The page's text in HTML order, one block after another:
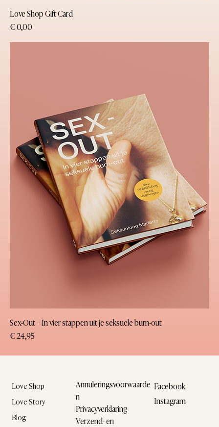
Love Shop Gift Card
Prijs
€ 0,00
Sex-Out – In vier stappen uit je seksuele burn-out
Prijs
€ 24,95
Love Shop
Love Story
Blog
Annuleringsvoorwaarde
n
Privacyverklaring
Verzend- en
Facebook
Instagram